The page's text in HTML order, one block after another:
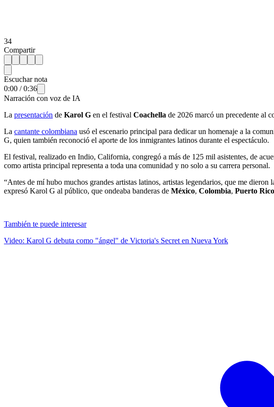
34
Compartir
Escuchar nota
0:00 /0:36
Narración con voz de IA
La presentación de Karol G en el festival Coachella de 2026 marcó un precedente al
La cantante colombiana usó el escenario principal para dedicar un homenaje a la
G, quien también reconoció el aporte de los inmigrantes latinos durante el espectáculo.
El festival, realizado en Indio, California, congregó a más de 125 mil asistentes, de
como artista principal representa a toda una comunidad y no solo a su carrera personal.
“Antes de mí hubo muchos grandes artistas latinos, artistas legendarios, que me
expresó Karol G al público, que ondeaba banderas de México, Colombia, Puerto Rico
También te puede interesar
Video: Karol G debuta como "ángel" de Victoria's Secret en Nueva York